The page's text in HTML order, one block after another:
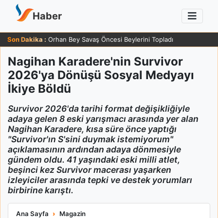
Haber
Son Dakika : Orhan Bey Savaş Öncesi Beylerini Topladı
Nagihan Karadere'nin Survivor
2026'ya Dönüşü Sosyal Medyayı
İkiye Böldü
Survivor 2026'da tarihi format değişikliğiyle
adaya gelen 8 eski yarışmacı arasında yer alan
Nagihan Karadere, kısa süre önce yaptığı
"Survivor'ın S'sini duymak istemiyorum"
açıklamasının ardından adaya dönmesiyle
gündem oldu. 41 yaşındaki eski milli atlet,
beşinci kez Survivor macerası yaşarken
izleyiciler arasında tepki ve destek yorumları
birbirine karıştı.
Ana Sayfa Magazin
Nagihan Karadere'nin Survivor 2026'ya Dönüşü Sosyal